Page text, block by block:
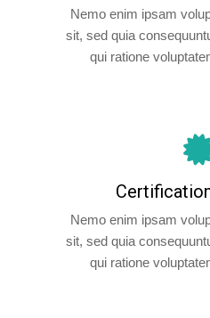
Nemo enim ipsam
sit, sed quia
qui ratione
Nemo enim ipsam
sit, sed quia
qui ratione